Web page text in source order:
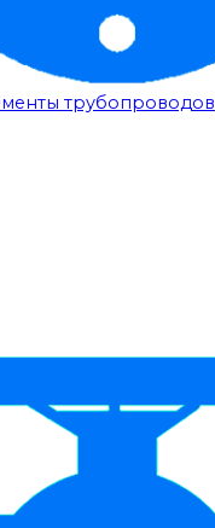
трубопроводов